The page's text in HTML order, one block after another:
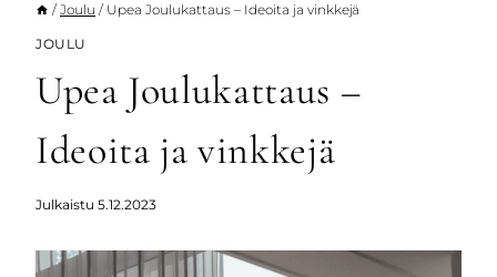
/ Joulu / Upea Joulukattaus – Ideoita ja vinkkejä
JOULU
Upea Joulukattaus –
Ideoita ja vinkkejä
Julkaistu 5.12.2023